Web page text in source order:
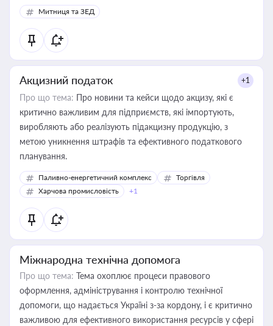
Митниця та ЗЕД
Акцизний податок +1
Про що тема: Про новини та кейси щодо акцизу, які є
критично важливим для підприємств, які імпортують,
виробляють або реалізують підакцизну продукцію, з
метою уникнення штрафів та ефективного податкового
планування.
Паливно-енергетичний комплекс
Торгівля
Харчова промисловість
+1
Міжнародна технічна допомога
Про що тема: Тема охоплює процеси правового
оформлення, адміністрування і контролю технічної
допомоги, що надається Україні з-за кордону, і є критично
важливою для ефективного використання ресурсів у сфері